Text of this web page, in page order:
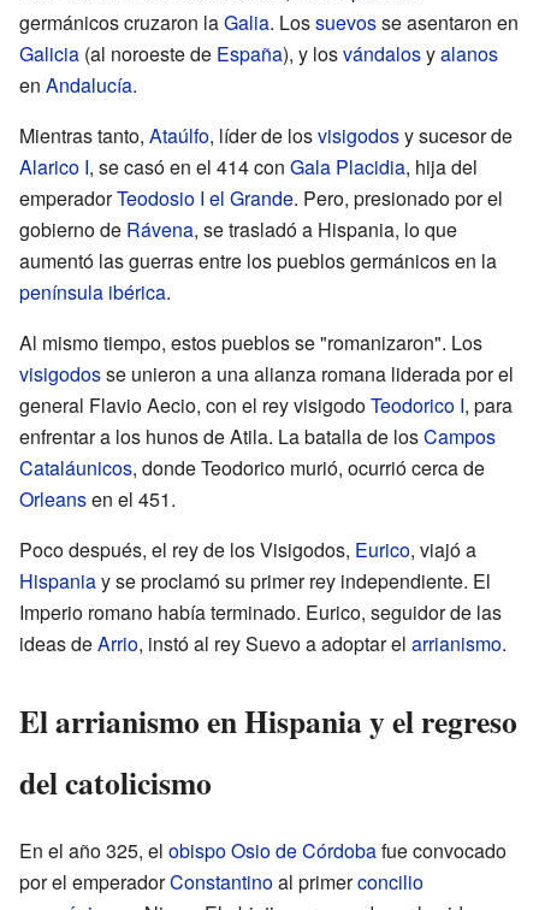
germánicos cruzaron laGalia. Lossuevosse asentaron en
Galicia (al noroeste de España), y losvándalosyalanos
en Andalucía.
Mientras tanto, Ataúlfo, líder de losvisigodosy sucesor de
Alarico I, se casó en el 414 con Gala Placidia, hija del
emperadorTeodosio I el Grande. Pero, presionado por el
gobierno de Rávena, se trasladó a Hispania, lo que
aumentó las guerras entre los pueblos germánicos en la
península ibérica.
Al mismo tiempo, estos pueblos se "romanizaron". Los
visigodosse unieron a una alianza romana liderada por el
general Flavio Aecio, con el rey visigodoTeodorico I, para
enfrentar a los hunos de Atila. La batalla de losCampos
Cataláunicos, donde Teodorico murió, ocurrió cerca de
Orleansen el 451.
Poco después, el rey de los Visigodos, Eurico, viajó a
Hispaniay se proclamó su primer rey independiente. El
Imperio romano había terminado. Eurico, seguidor de las
ideas deArrio, instó al rey Suevo a adoptar el arrianismo.
El arrianismo en Hispania y el regreso
del catolicismo
En el año 325, el obispoOsio de Córdobafue convocado
por el emperadorConstantinoal primerconcilio